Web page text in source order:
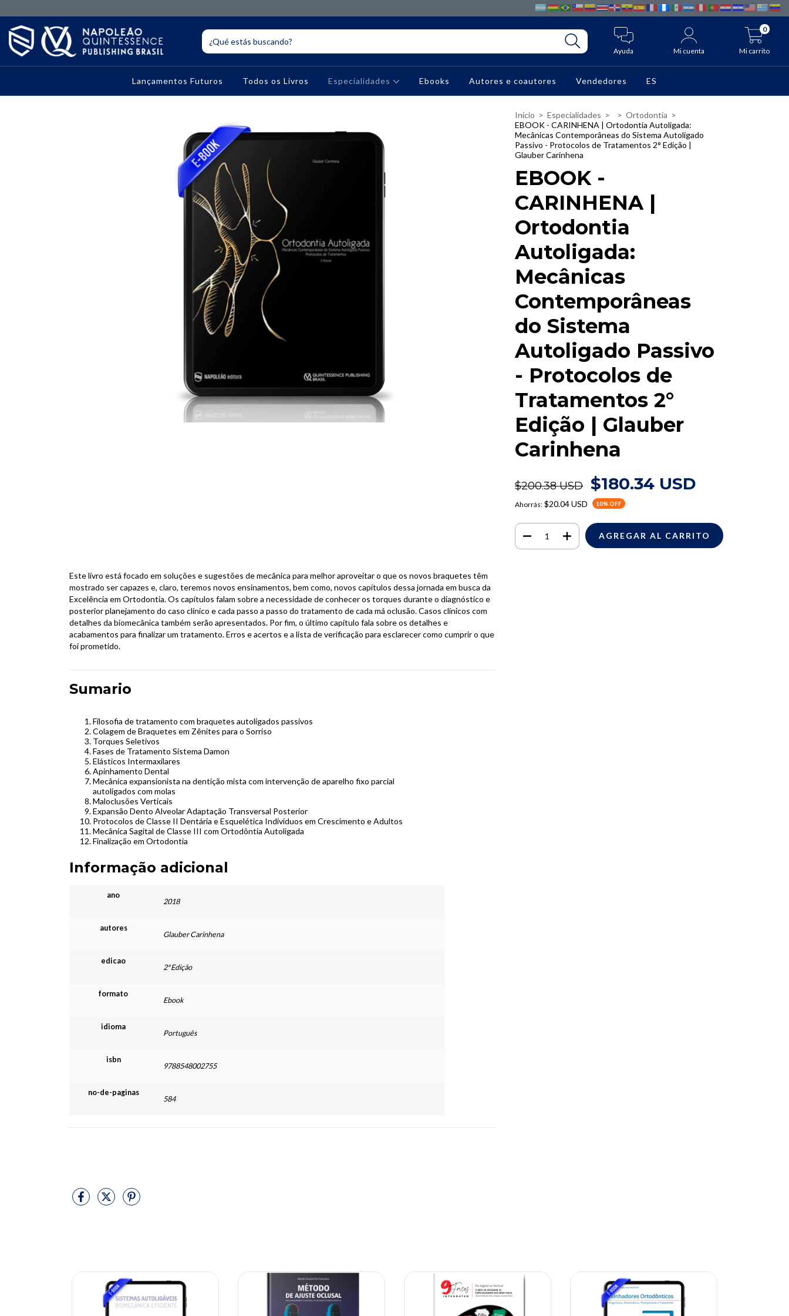
Ayuda Mi cuenta Mi carrito
0
Lançamentos Futuros Todos os Livros Especialidades Ebooks Autores e coautores Vendedores ES
Este livro está focado em soluções e sugestões de mecânica para melhor aproveitar o que os novos braquetes têm
mostrado ser capazes e, claro, teremos novos ensinamentos, bem como, novos capítulos dessa jornada em busca da
Excelência em Ortodontia. Os capítulos falam sobre a necessidade de conhecer os torques durante o diagnóstico e
posterior planejamento do caso clínico e cada passo a passo do tratamento de cada má oclusão. Casos clínicos com
detalhes da biomecânica também serão apresentados. Por fim, o último capítulo fala sobre os detalhes e
acabamentos para finalizar um tratamento. Erros e acertos e a lista de verificação para esclarecer como cumprir o que
foi prometido.
Sumario
Filosofia de tratamento com braquetes autoligados passivos
Colagem de Braquetes em Zênites para o Sorriso
Torques Seletivos
Fases de Tratamento Sistema Damon
Elásticos Intermaxilares
Apinhamento Dental
Mecânica expansionista na dentição mista com intervenção de aparelho fixo parcial
autoligados com molas
Maloclusões Verticais
Expansão Dento Alveolar Adaptação Transversal Posterior
Protocolos de Classe II Dentária e Esquelética Indivíduos em Crescimento e Adultos
Mecânica Sagital de Classe III com Ortodôntia Autoligada
Finalização em Ortodontia
Informação adicional
ano
2018
autores
Glauber Carinhena
edicao
2ª Edição
formato
Ebook
idioma
Português
isbn
9788548002755
no-de-paginas
584
Inicio > Especialidades > > Ortodontia >
EBOOK - CARINHENA | Ortodontia Autoligada:
Mecânicas Contemporâneas do Sistema Autoligado
Passivo - Protocolos de Tratamentos 2° Edição |
Glauber Carinhena
EBOOK -
CARINHENA |
Ortodontia
Autoligada:
Mecânicas
Contemporâneas
do Sistema
Autoligado Passivo
- Protocolos de
Tratamentos 2°
Edição | Glauber
Carinhena
$200.38 USD $180.34 USD
Ahorrás: $20.04 USD 10% OFF